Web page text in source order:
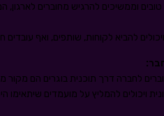
וממשיכים להרגיש מחוברים
להביא לקוחות, שותפים, ואף עובדים
לחברה דרך תוכנית בוגרים הם מקור
ויכולים להמליץ על מועמדים שיתאימו